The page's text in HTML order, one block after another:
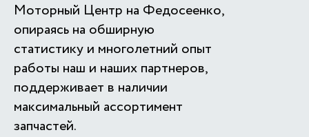
Моторный Центр на Федосеенко,
опираясь на обширную
статистику и многолетний опыт
работы наш и наших партнеров,
поддерживает в наличии
максимальный ассортимент
запчастей.